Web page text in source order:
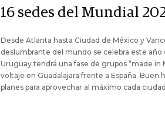
16 sedes del Mundial
Desde Atlanta hasta Ciudad de México y
deslumbrante del mundo se celebra este año
Uruguay tendrá una fase de grupos “made in
voltaje en Guadalajara frente a España. Buen
planes para aprovechar al máximo cada